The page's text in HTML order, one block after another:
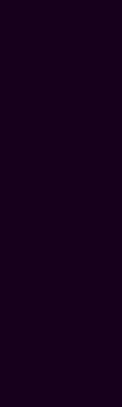
eine
ist dabei
von
der stabilen
bett untersucht.
der
bakterielle
Durch die
und behandelt
des Implantates
in individuell
langfristigen